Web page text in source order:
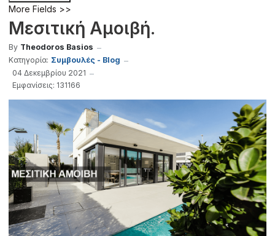
More Fields >>
Μεσιτική Αμοιβή.
By Theodoros Basios
Κατηγορία: Συμβουλές - Blog
04 Δεκεμβρίου 2021
Εμφανίσεις: 131166